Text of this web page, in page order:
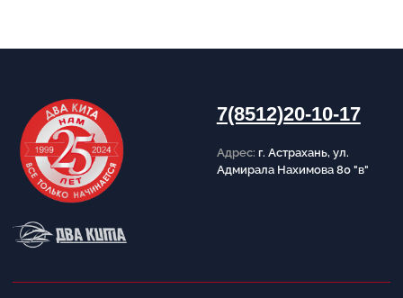
Принимаем к оплате
Написать в Telegram
Обратный звонок